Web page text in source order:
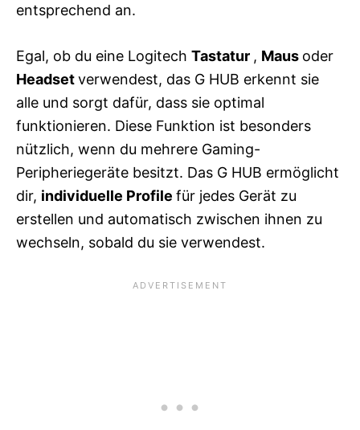
entsprechend an.
Egal, ob du eine Logitech Tastatur , Maus oder
Headsetverwendest, das G HUB erkennt sie
alle und sorgt dafür, dass sie optimal
funktionieren. Diese Funktion ist besonders
nützlich, wenn du mehrere Gaming-
Peripheriegeräte besitzt. Das G HUB ermöglicht
dir, individuelle Profile für jedes Gerät zu
erstellen und automatisch zwischen ihnen zu
wechseln, sobald du sie verwendest.